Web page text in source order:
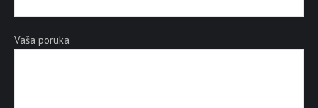
Vaša poruka